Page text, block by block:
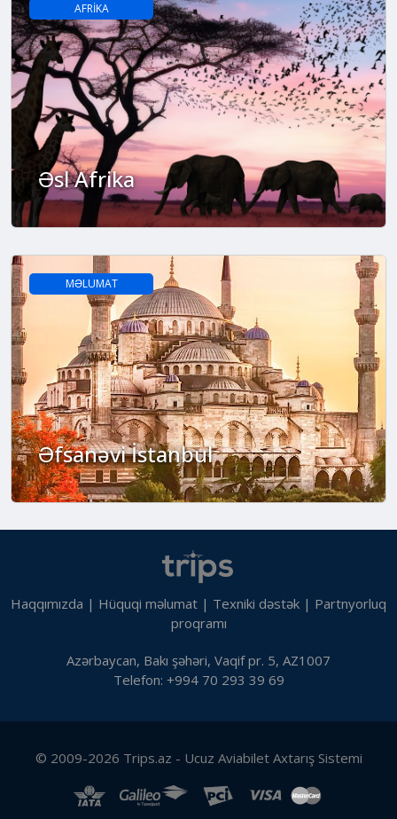
AFRİKA
Əsl Afrika
MƏLUMAT
Əfsanəvi İstanbul
Haqqımızda | Hüquqi məlumat | Texniki dəstək | Partnyorluq
proqramı
Azərbaycan, Bakı şəhəri, Vaqif pr. 5, AZ1007
Telefon: +994 70 293 39 69
© 2009-2026 Trips.az - Ucuz Aviabilet Axtarış Sistemi